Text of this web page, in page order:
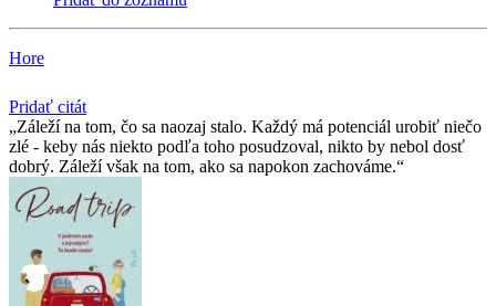
Hore
Pridať citát
Záleží na tom, čo sa naozaj stalo. Každý má potenciál urobiť niečo
zlé - keby nás niekto podľa toho posudzoval, nikto by nebol dosť
dobrý. Záleží však na tom, ako sa napokon zachováme.